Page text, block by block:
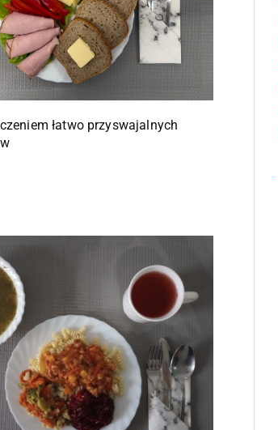
łatwo przyswajalnych